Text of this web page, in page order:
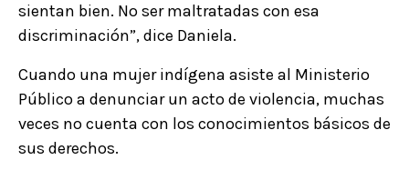
sientan bien. No ser maltratadas con esa
discriminación”, dice Daniela.
Cuando una mujer indígena asiste al Ministerio
Público a denunciar un acto de violencia, muchas
veces no cuenta con los conocimientos básicos de
sus derechos.